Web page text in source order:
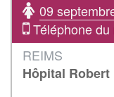
09
Téléphone du
REIMS
Hôpital Robert